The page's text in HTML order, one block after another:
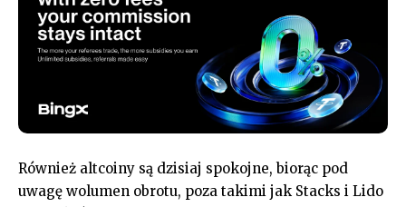
Również altcoiny są dzisiaj spokojne, biorąc pod
uwagę wolumen obrotu, poza takimi jak Stacks i Lido